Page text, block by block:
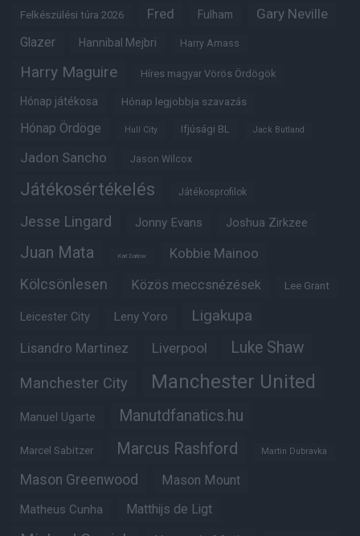
Felkészülési túra 2026 Fred Fulham Gary Neville
Glazer Hannibal Mejbri Harry Amass
Harry Maguire Híres magyar Vörös Ördögök
Hónap játékosa Hónap legjobbja szavazás
Hónap Ördöge Hull City Ifjúsági BL Jack Butland
Jadon Sancho Jason Wilcox
Játékosértékelés Játékosprofilok
Jesse Lingard Jonny Evans Joshua Zirkzee
Juan Mata Karl Darlow Kobbie Mainoo
Kölcsönlesen Közös meccsnézések Lee Grant
Leicester City Leny Yoro Ligakupa
Lisandro Martinez Liverpool Luke Shaw
Manchester City Manchester United
Manuel Ugarte Manutdfanatics.hu
Marcel Sabitzer Marcus Rashford Martin Dubravka
Mason Greenwood Mason Mount
Matheus Cunha Matthijs de Ligt